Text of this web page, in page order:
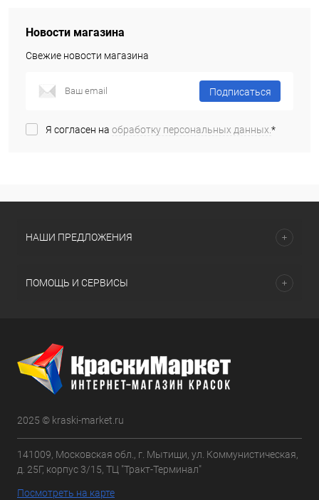
Новости магазина
Свежие новости магазина
Подписаться
Я согласен на обработку персональных данных.*
НАШИ ПРЕДЛОЖЕНИЯ
ПОМОЩЬ И СЕРВИСЫ
2025 © kraski-market.ru
141009, Московская обл., г. Мытищи, ул. Коммунистическая,
д. 25Г, корпус 3/15, ТЦ "Тракт-Терминал"
Посмотреть на карте